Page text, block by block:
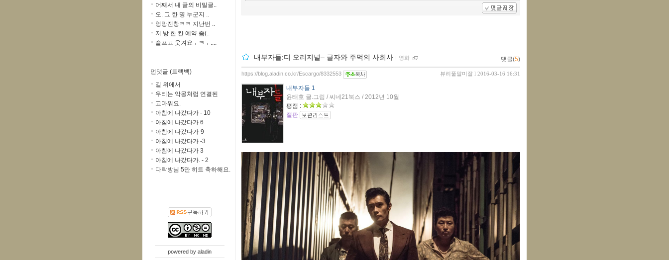
어째서 내 글의 비밀글..
오. 그 한 명 누군지 ..
엉망진창ㅋㅋ 지난번 ..
저 방 한 칸 예약 좀(..
슬프고 웃겨요ㅜㅋㅜ....
먼댓글 (트랙백)
길 위에서
우리는 악몽처럼 연결된
고마워요.
아침에 나갔다가 - 10
아침에 나갔다가 6
아침에 나갔다가-9
아침에 나갔다가 -3
아침에 나갔다가 3
아침에 나갔다가. - 2
다락방님 5만 히트 축하해요.
powered by aladin
내부자들:디 오리지널– 글자와 주먹의 사회사 ｌ 영화 댓글(5)
뷰리풀말미잘 l 2016-03-16 16:31
https://blog.aladin.co.kr/Escargo/8332553
내부자들 1
윤태호 글.그림 / 씨네21북스 / 2012년 10월
평점 :
절판